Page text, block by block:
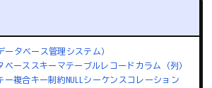
ータベース管理システム）
ベース スキーマテーブルレコード カラム（列）
ー複合キー制約NULL シーケンス コレーション